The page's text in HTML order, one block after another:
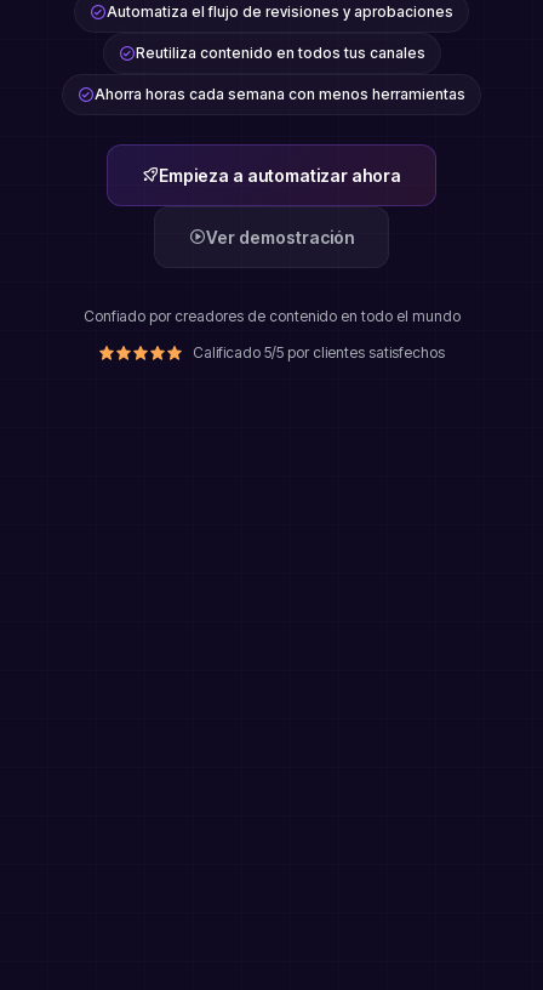
Automatiza el flujo de revisiones y aprobaciones
Reutiliza contenido en todos tus canales
Ahorra horas cada semana con menos herramientas
Empieza a automatizar ahora
Ver demostración
Confiado por creadores de contenido en todo el mundo
Calificado 5/5 por clientes satisfechos